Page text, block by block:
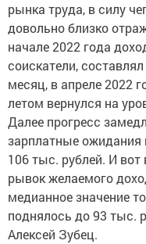
рынка труда, в силу
довольно близко
начале 2022 года
соискатели,
месяц, в апреле 2022
летом вернулся на
Далее прогресс
зарплатные ожидания
106 тыс. рублей. И
рывок желаемого
медианное значение
поднялось до 93 тыс.
Алексей Зубец.